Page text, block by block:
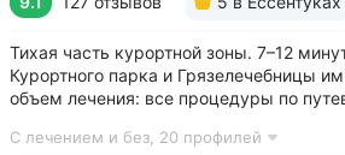
Тихая часть курортной зоны. 7–12
Курортного парка и Грязелечебницы
объем лечения: все процедуры по
путевки включены дорогие процедуры:
С лечением и без, 20 профилей